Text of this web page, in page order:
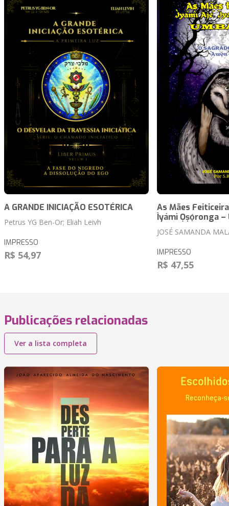
A GRANDE INICIAÇÃO ESOTÉRICA
Petrus YG Ben-Or; Eliah Leivh
IMPRESSO
R$ 54,97
As Mães
Ìyámì Ọṣọ́ronga –
JOSÉ SAMANDA
IMPRESSO
R$ 47,55
Publicações relacionadas
Ver a lista completa